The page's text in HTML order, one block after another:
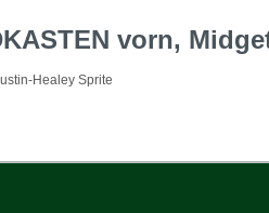
vorn,
Healey Sprite